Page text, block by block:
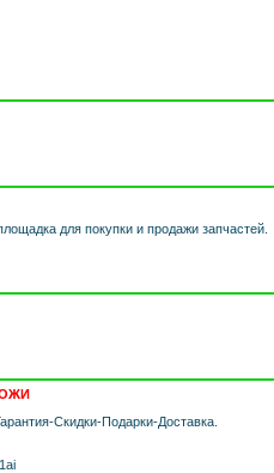
для покупки и продажи запчастей.
Скидки-Подарки-Доставка.